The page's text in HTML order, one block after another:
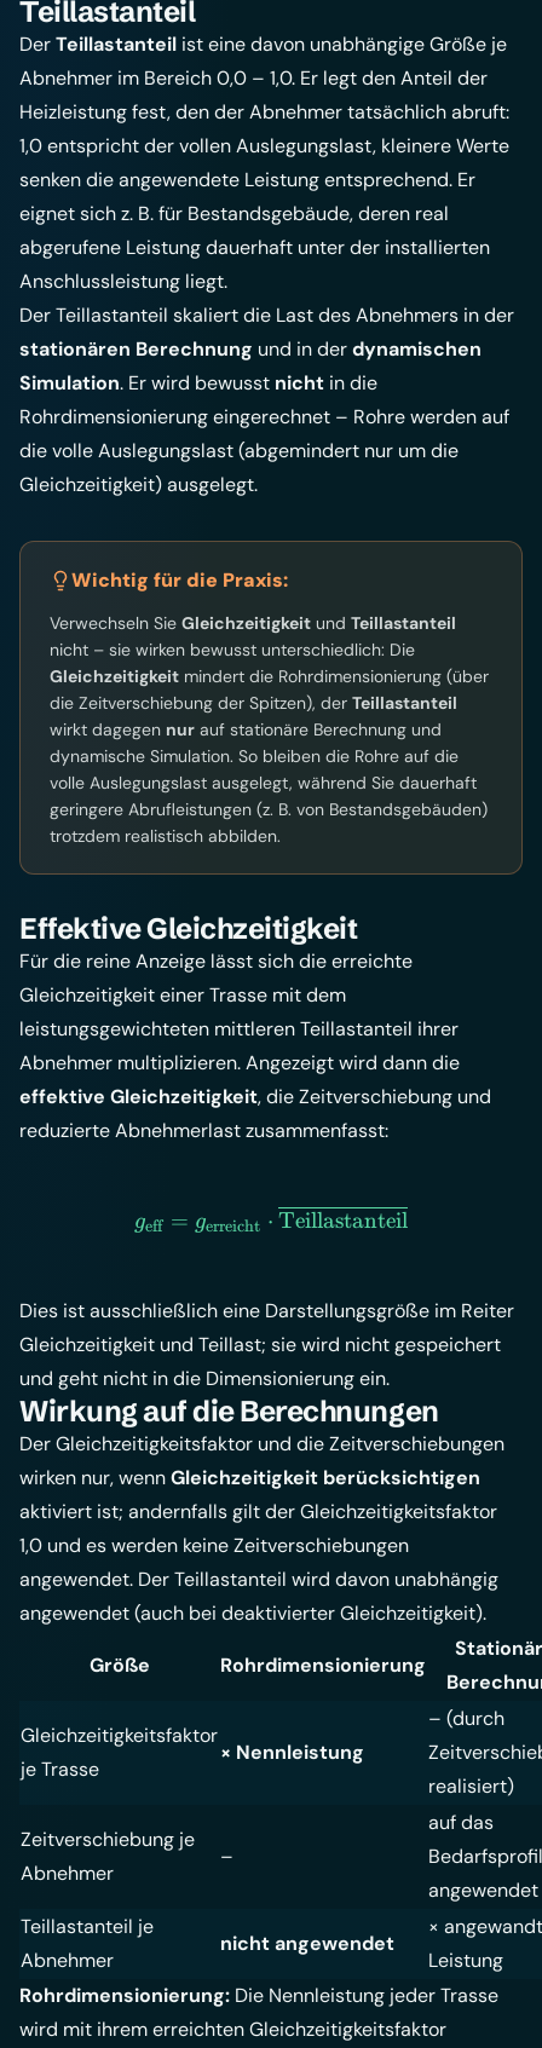
Teillastanteil
DerTeillastanteil ist eine davon unabhängige Größe je
Abnehmer im Bereich 0,0 – 1,0. Er legt den Anteil der
Heizleistung fest, den der Abnehmer tatsächlich abruft:
1,0 entspricht der vollen Auslegungslast, kleinere Werte
senken die angewendete Leistung entsprechend. Er
eignet sich z. B. für Bestandsgebäude, deren real
abgerufene Leistung dauerhaft unter der installierten
Anschlussleistung liegt.
Der Teillastanteil skaliert die Last des Abnehmers in der
stationären Berechnung und in derdynamischen
Simulation. Er wird bewusst nicht in die
Rohrdimensionierung eingerechnet – Rohre werden auf
die volle Auslegungslast (abgemindert nur um die
Gleichzeitigkeit) ausgelegt.
Wichtig für die Praxis:
Verwechseln Sie Gleichzeitigkeit und Teillastanteil
nicht – sie wirken bewusst unterschiedlich: Die
Gleichzeitigkeit mindert die Rohrdimensionierung (über
die Zeitverschiebung der Spitzen), der Teillastanteil
wirkt dagegen nur auf stationäre Berechnung und
dynamische Simulation. So bleiben die Rohre auf die
volle Auslegungslast ausgelegt, während Sie dauerhaft
geringere Abrufleistungen (z. B. von Bestandsgebäuden)
trotzdem realistisch abbilden.
Effektive Gleichzeitigkeit
Für die reine Anzeige lässt sich die erreichte
Gleichzeitigkeit einer Trasse mit dem
leistungsgewichteten mittleren Teillastanteil ihrer
Abnehmer multiplizieren. Angezeigt wird dann die
effektive Gleichzeitigkeit, die Zeitverschiebung und
reduzierte Abnehmerlast zusammenfasst:
g_\text{eff} =
geff = gerreicht ⋅ Teillastanteil
Dies ist ausschließlich eine Darstellungsgröße im Reiter
Gleichzeitigkeit und Teillast; sie wird nicht gespeichert
und geht nicht in die Dimensionierung ein.
Wirkung auf die Berechnungen
Der Gleichzeitigkeitsfaktor und die Zeitverschiebungen
wirken nur, wennGleichzeitigkeit berücksichtigen
aktiviert ist; andernfalls gilt der Gleichzeitigkeitsfaktor
1,0 und es werden keine Zeitverschiebungen
angewendet. Der Teillastanteil wird davon unabhängig
angewendet (auch bei deaktivierter Gleichzeitigkeit).
Größe Rohrdimensionierung
Gleichzeitigkeitsfaktor
je Trasse
× Nennleistung
– (durch
realisiert)
Zeitverschiebung je
Abnehmer
–
auf das
Bedarfsprofil
angewendet
Teillastanteil je
Abnehmer
nicht angewendet
×
Leistung
Rohrdimensionierung: Die Nennleistung jeder Trasse
wird mit ihrem erreichten Gleichzeitigkeitsfaktor